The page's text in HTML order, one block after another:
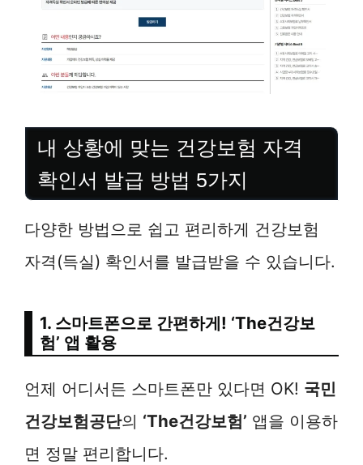
내 상황에 맞는 건강보험 자격
확인서 발급 방법 5가지
다양한 방법으로 쉽고 편리하게 건강보험
자격(득실) 확인서를 발급받을 수 있습니다.
1. 스마트폰으로 간편하게! ‘The건강보
험’ 앱 활용
언제 어디서든 스마트폰만 있다면 OK! 국민
건강보험공단의 ‘The건강보험’ 앱을 이용하
면 정말 편리합니다.